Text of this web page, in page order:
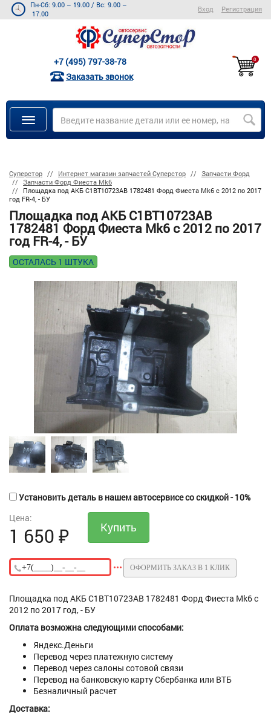
Пн-Сб: 9.00 – 19.00 / Вс: 9.00 –
17.00
Вход Регистрация
+7 (495) 797-38-78
Заказать звонок
0
Суперстор Интернет магазин запчастей Суперстор
Запчасти Форд
Запчасти Форд Фиеста Mk6
Площадка под АКБ C1BT10723AB 1782481 Форд Фиеста Mk6 с 2012 по 2017
год FR-4, - БУ
Площадка под АКБ C1BT10723AB
1782481 Форд Фиеста Mk6 с 2012 по 2017
год FR-4, - БУ
ОСТАЛАСЬ 1 ШТУКА
Установить деталь в нашем автосервисе со скидкой - 10%
Цена:
1 650 ₽
ОФОРМИТЬ ЗАКАЗ В 1 КЛИК
Площадка под АКБ C1BT10723AB 1782481 Форд Фиеста Mk6 с
2012 по 2017 год, - БУ
Оплата возможна следующими способами:
Яндекс.Деньги
Перевод через платежную систему
Перевод через салоны сотовой связи
Перевод на банковскую карту Сбербанка или ВТБ
Безналичный расчет
Доставка: